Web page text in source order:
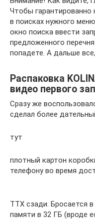
Чтобы гарантированно
в поисках нужного
окно поиска ввести
предложенного
попадете. А дальше
Распаковка
видео первого
Сразу же
сделал более
тут
плотный картон
телефону во время
ТТХ сзади. Бросается
памяти в 32 ГБ (вроде